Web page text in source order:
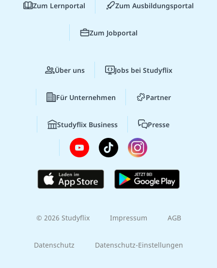
Zum Lernportal Zum Ausbildungsportal
Zum Jobportal
Über uns Jobs bei Studyflix
Für Unternehmen Partner
Studyflix Business Presse
© 2026 Studyflix Impressum AGB
Datenschutz Datenschutz-Einstellungen